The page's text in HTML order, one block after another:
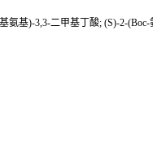
基)-3,3-二甲基丁酸; (S)-2-